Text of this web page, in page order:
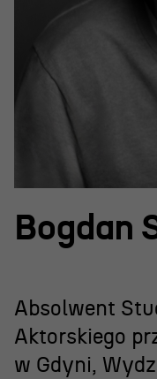
Projekty
Festiwal
Gdyńska
Konkurs im.
Żurowskiego
Teatr
Zespół
Aktualności
Dostępny
Bogdan
Absolwent
Aktorskiego
w Gdyni,